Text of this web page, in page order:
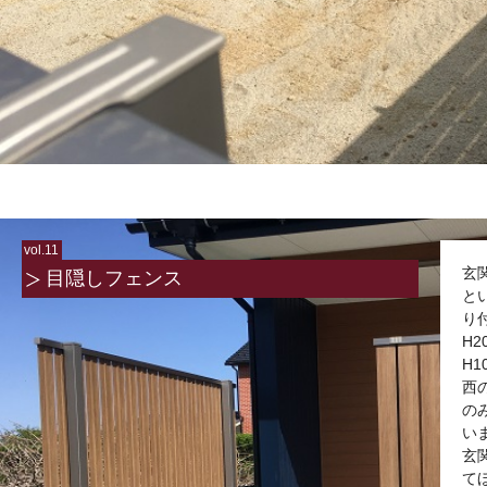
vol.11
目隠しフェンス
玄
と
り
西
の
い
玄
て